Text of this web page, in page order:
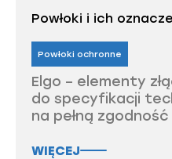
Powłoki i ich
Powłoki ochronne
Elgo – elementy
do specyfikacji
na pełną zgodność
WIĘCEJ